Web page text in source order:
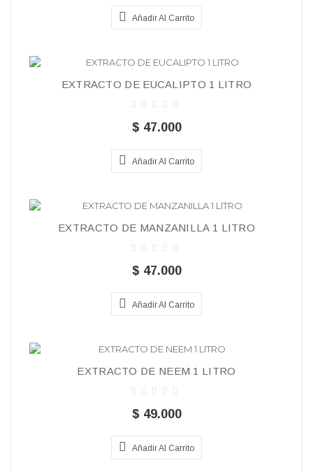
Añadir Al Carrito
EXTRACTO DE EUCALIPTO 1 LITRO
$ 47.000
Añadir Al Carrito
EXTRACTO DE MANZANILLA 1 LITRO
$ 47.000
Añadir Al Carrito
EXTRACTO DE NEEM 1 LITRO
$ 49.000
Añadir Al Carrito